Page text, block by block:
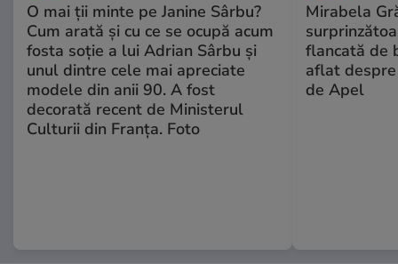
O mai ții minte pe Janine Sârbu?
Cum arată și cu ce se ocupă acum
fosta soție a lui Adrian Sârbu și
unul dintre cele mai apreciate
modele din anii 90. A fost
decorată recent de Ministerul
Culturii din Franța. Foto
Mirabela
flancată de
aflat
de Apel